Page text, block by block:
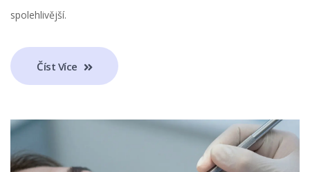
spolehlivější.
Číst Více